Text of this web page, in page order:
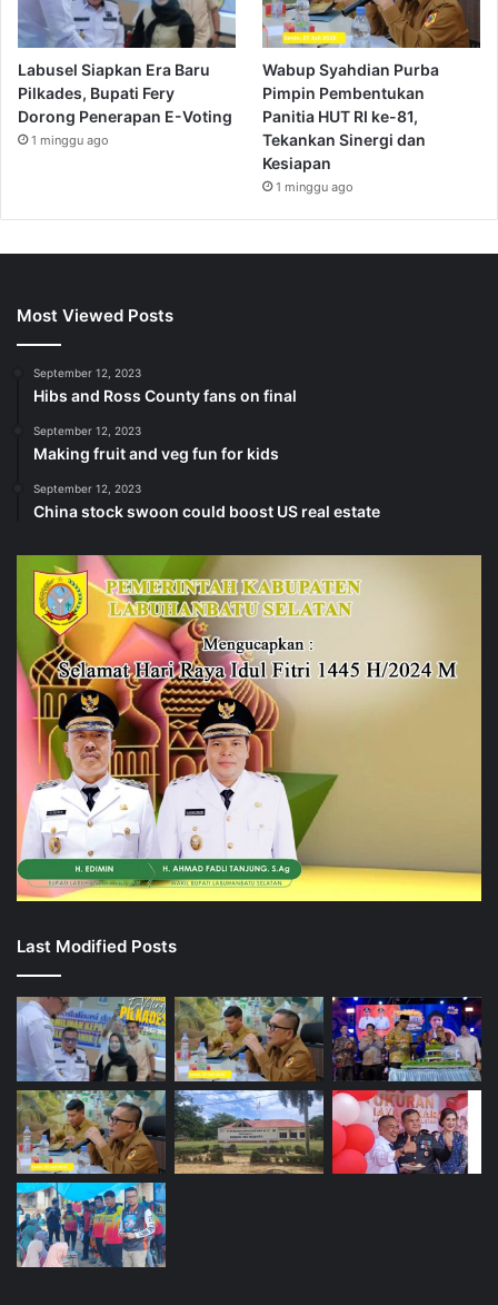
Labusel Siapkan Era Baru
Pilkades, Bupati Fery
Dorong Penerapan E-Voting
1 minggu ago
Wabup Syahdian Purba
Pimpin Pembentukan
Panitia HUT RI ke-81,
Tekankan Sinergi dan
Kesiapan
1 minggu ago
Most Viewed Posts
September 12, 2023
Hibs and Ross County fans on final
September 12, 2023
Making fruit and veg fun for kids
September 12, 2023
China stock swoon could boost US real estate
Last Modified Posts